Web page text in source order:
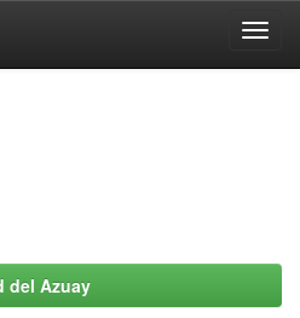
del Azuay